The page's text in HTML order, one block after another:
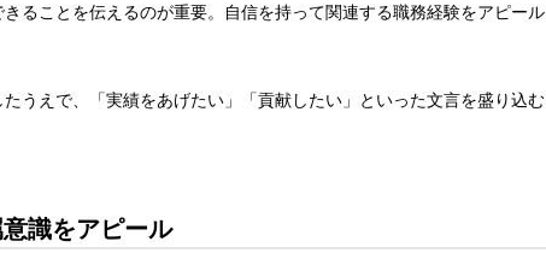
ることを伝えるのが重要。自信を持って関連する職務経験をアピール
うえで、「実績をあげたい」「貢献したい」といった文言を盛り込む
識をアピール